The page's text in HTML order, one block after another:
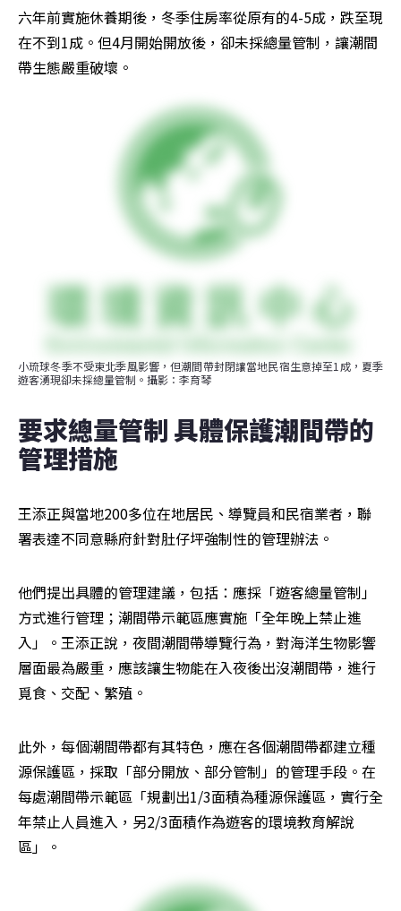
六年前實施休養期後，冬季住房率從原有的4-5成，跌至現
在不到1成。但4月開始開放後，卻未採總量管制，讓潮間
帶生態嚴重破壞。
小琉球冬季不受東北季風影響，但潮間帶封閉讓當地民宿生意掉至1成，夏季
遊客湧現卻未採總量管制。攝影：李育琴
要求總量管制 具體保護潮間帶的
管理措施
王添正與當地200多位在地居民、導覽員和民宿業者，聯
署表達不同意縣府針對肚仔坪強制性的管理辦法。
他們提出具體的管理建議，包括：應採「遊客總量管制」
方式進行管理；潮間帶示範區應實施「全年晚上禁止進
入」。王添正說，夜間潮間帶導覽行為，對海洋生物影響
層面最為嚴重，應該讓生物能在入夜後出沒潮間帶，進行
覓食、交配、繁殖。
此外，每個潮間帶都有其特色，應在各個潮間帶都建立種
源保護區，採取「部分開放、部分管制」的管理手段。在
每處潮間帶示範區「規劃出1/3面積為種源保護區，實行全
年禁止人員進入，另2/3面積作為遊客的環境教育解說
區」。